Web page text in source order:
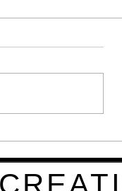
五大創新設